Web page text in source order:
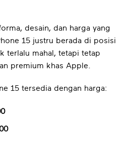
desain, dan harga yang
15 justru berada di posisi
terlalu mahal, tetapi tetap
premium khas Apple.
15 tersedia dengan harga: